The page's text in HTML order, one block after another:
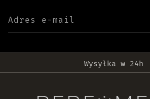
Adres e-mail
Wysyłka w 24h